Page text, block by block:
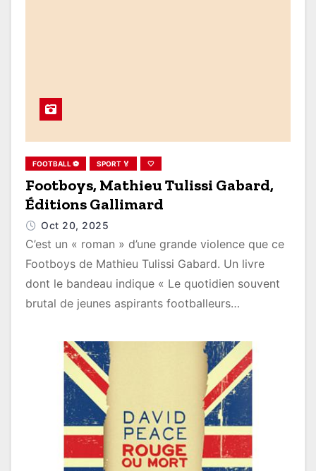
FOOTBALL ⚽ SPORT 🏅 🤍
Footboys, Mathieu Tulissi Gabard,
Éditions Gallimard
Oct 20, 2025
C’est un « roman » d’une grande violence que ce
Footboys de Mathieu Tulissi Gabard. Un livre
dont le bandeau indique « Le quotidien souvent
brutal de jeunes aspirants footballeurs…